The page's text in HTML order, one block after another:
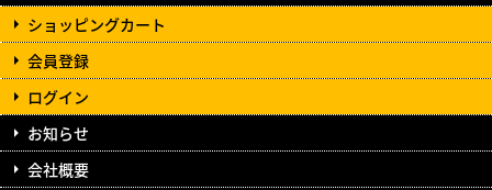
ショッピングカート
会員登録
ログイン
お知らせ
会社概要